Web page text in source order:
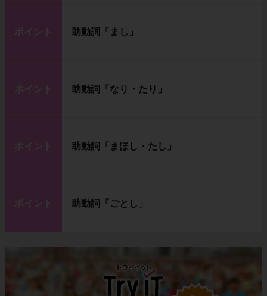
ポイント 助動詞「まし」
ポイント 助動詞「なり・たり」
ポイント 助動詞「まほし・たし」
ポイント 助動詞「ごとし」